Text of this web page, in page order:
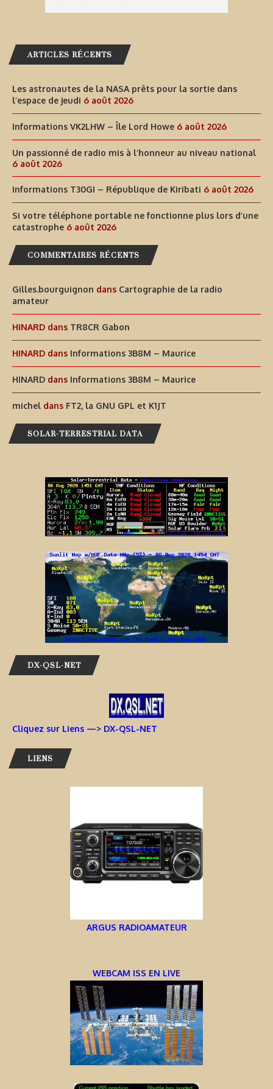
ARTICLES RÉCENTS
Les astronautes de la NASA prêts pour la sortie dans
l’espace de jeudi 6 août 2026
Informations VK2LHW – Île Lord Howe 6 août 2026
Un passionné de radio mis à l’honneur au niveau national
6 août 2026
Informations T30GI – République de Kiribati 6 août 2026
Si votre téléphone portable ne fonctionne plus lors d’une
catastrophe 6 août 2026
COMMENTAIRES RÉCENTS
Gilles.bourguignon dans Cartographie de la radio
amateur
HINARD dans TR8CR Gabon
HINARD dans Informations 3B8M – Maurice
HINARD dans Informations 3B8M – Maurice
michel dans FT2, la GNU GPL et K1JT
SOLAR-TERRESTRIAL DATA
DX-QSL-NET
Cliquez sur Liens —> DX-QSL-NET
LIENS
ARGUS RADIOAMATEUR
WEBCAM ISS EN LIVE